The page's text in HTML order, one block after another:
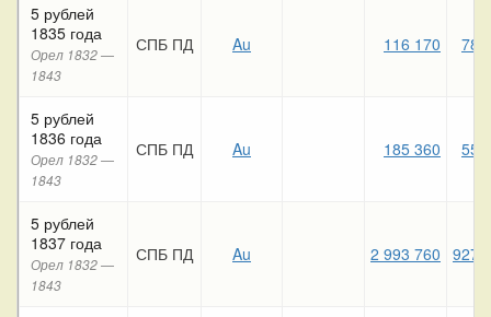
5 рублей
1835 года
Орел 1832 —
1843
СПБ ПД Au 116 170 78
5 рублей
1836 года
Орел 1832 —
1843
СПБ ПД Au 185 360 55
5 рублей
1837 года
Орел 1832 —
1843
СПБ ПД Au 2 993 760 927